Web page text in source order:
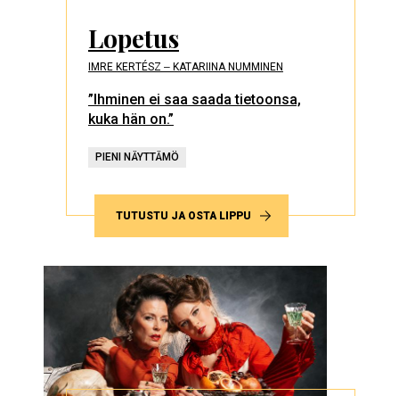
Lopetus
IMRE KERTÉSZ ‒ KATARIINA NUMMINEN
”Ihminen ei saa saada tietoonsa,
kuka hän on.”
PIENI NÄYTTÄMÖ
TUTUSTU JA OSTA LIPPU